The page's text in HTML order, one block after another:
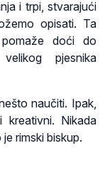
i trpi, stvarajući
opisati. Ta
pomaže doći do
pjesnika
naučiti. Ipak,
kreativni. Nikada
rimski biskup.